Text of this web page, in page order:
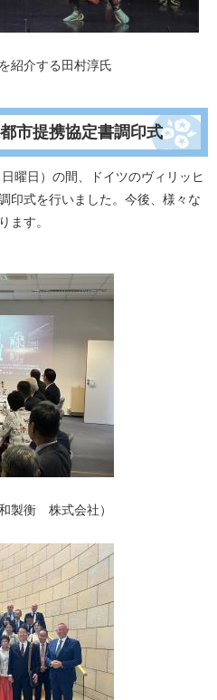
る田村淳氏
市提携協定書調印式
曜日）の間、ドイツのヴィリッヒ
印式を行いました。今後、様々な
ます。
製衡 株式会社）